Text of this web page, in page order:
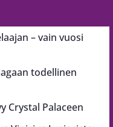
– vain vuosi
todellinen
Crystal Palaceen